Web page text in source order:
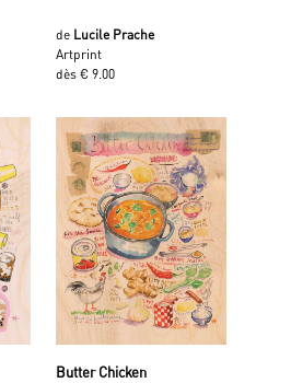
de Lucile Prache
Artprint
dès € 9.00
Butter Chicken